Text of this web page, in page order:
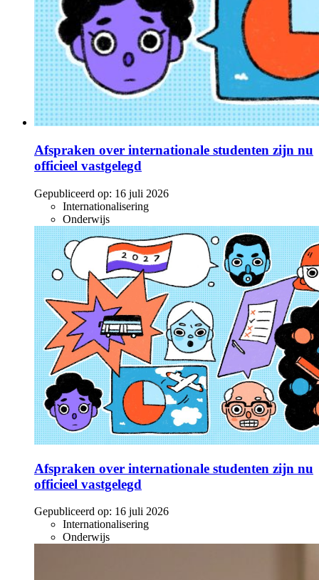
Afspraken over internationale studenten zijn nu
officieel vastgelegd
Gepubliceerd op: 16 juli 2026
Internationalisering
Onderwijs
Afspraken over internationale studenten zijn nu
officieel vastgelegd
Gepubliceerd op: 16 juli 2026
Internationalisering
Onderwijs